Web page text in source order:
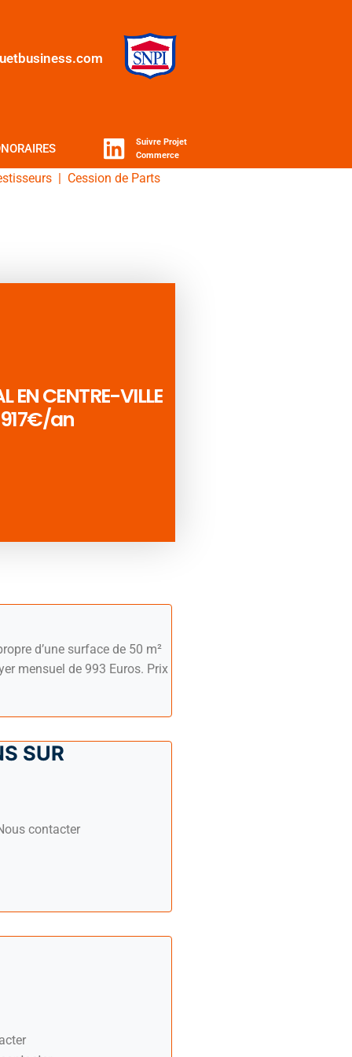
Suivre Projet
Commerce
| Cession de Parts
EN CENTRE-VILLE
917€/an
d’une surface de 50 m²
mensuel de 993 Euros. Prix
SUR
contacter